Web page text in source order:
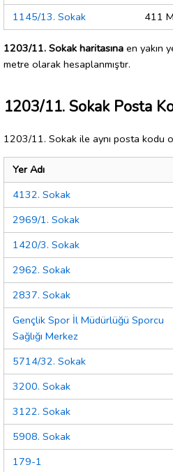
1145/13. Sokak
411
1203/11. Sokak haritasına en yakın
metre olarak hesaplanmıştır.
1203/11. Sokak Posta
1203/11. Sokak ile aynı posta kodu
Yer Adı
4132. Sokak
2969/1. Sokak
1420/3. Sokak
2962. Sokak
2837. Sokak
Gençlik Spor İl Müdürlüğü Sporcu
Sağlığı Merkez
5714/32. Sokak
3200. Sokak
3122. Sokak
5908. Sokak
179-1